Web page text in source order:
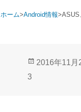
ホーム>Android情報>ASUS
投
2016年11月
3